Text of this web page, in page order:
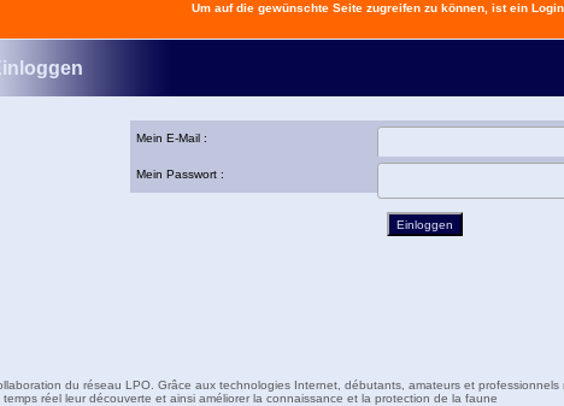
Um auf die gewünschte Seite zugreifen zu können, ist ein
Mein E-Mail :
Mein Passwort :
du réseau LPO. Grâce aux technologies Internet, débutants, amateurs et professionnels
réel leur découverte et ainsi améliorer la connaissance et la protection de la faune